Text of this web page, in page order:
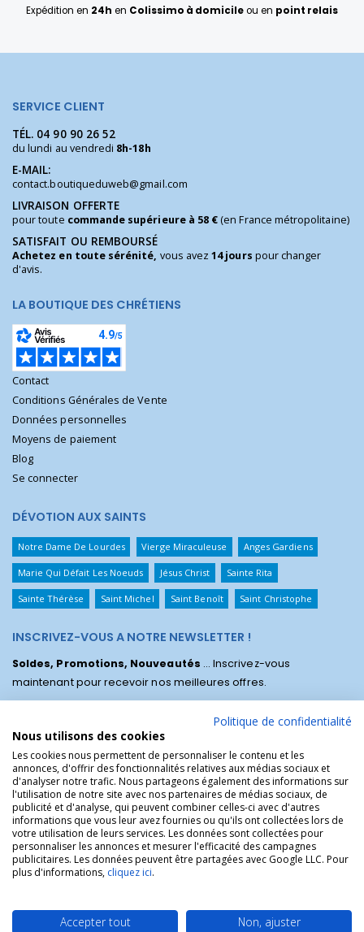
Expédition en 24h en Colissimo à domicileou en point relais
SERVICE CLIENT
TÉL. 04 90 90 26 52
du lundi au vendredi 8h-18h
E-MAIL:
contact.boutiqueduweb@gmail.com
LIVRAISON OFFERTE
pour toute commande supérieure à 58 €(en France métropolitaine)
SATISFAIT OU REMBOURSÉ
Achetez en toute sérénité, vous avez14 jours pour changer
d'avis.
LA BOUTIQUE DES CHRÉTIENS
Contact
Conditions Générales de Vente
Données personnelles
Moyens de paiement
Blog
Se connecter
DÉVOTION AUX SAINTS
Notre Dame De Lourdes Vierge Miraculeuse Anges Gardiens
Marie Qui Défait Les Noeuds Jésus Christ Sainte Rita
Sainte Thérèse Saint Michel Saint Benoît Saint Christophe
INSCRIVEZ-VOUS A NOTRE NEWSLETTER !
Soldes, Promotions, Nouveautés ... Inscrivez-vous
maintenant pour recevoir nos meilleures offres.
La Boutique des Chrétiens © | La boutique religieuse chrétienne de
référence !.
Politique de confidentialité
Nous utilisons des cookies
Les cookies nous permettent de personnaliser le contenu et les
annonces, d'offrir des fonctionnalités relatives aux médias sociaux et
d'analyser notre trafic. Nous partageons également des informations sur
l'utilisation de notre site avec nos partenaires de médias sociaux, de
publicité et d'analyse, qui peuvent combiner celles-ci avec d'autres
informations que vous leur avez fournies ou qu'ils ont collectées lors de
votre utilisation de leurs services. Les données sont collectées pour
personnaliser les annonces et mesurer l'efficacité des campagnes
publicitaires. Les données peuvent être partagées avec Google LLC. Pour
plus d'informations, cliquez ici.
Accepter tout Non, ajuster